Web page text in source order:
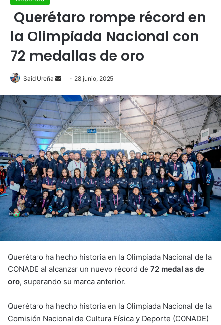
Querétaro rompe récord en
la Olimpiada Nacional con
72 medallas de oro
Said Ureña
Send
email
28 junio, 2025
Querétaro ha hecho historia en la Olimpiada Nacional de la
CONADE al alcanzar un nuevo récord de 72 medallas de
oro, superando su marca anterior.
Querétaro ha hecho historia en la Olimpiada Nacional de la
Comisión Nacional de Cultura Física y Deporte (CONADE)